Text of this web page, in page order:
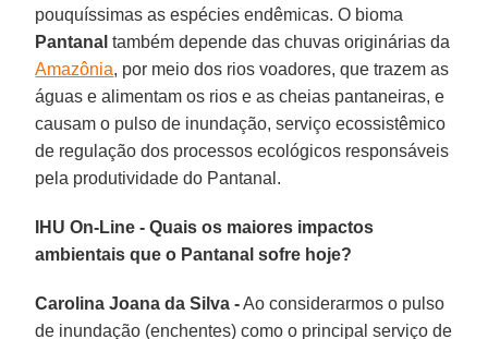
pouquíssimas as espécies endêmicas. O bioma
Pantanal também depende das chuvas originárias da
Amazônia, por meio dos rios voadores, que trazem as
águas e alimentam os rios e as cheias pantaneiras, e
causam o pulso de inundação, serviço ecossistêmico
de regulação dos processos ecológicos responsáveis
pela produtividade do Pantanal.
IHU On-Line - Quais os maiores impactos
ambientais que o Pantanal sofre hoje?
Carolina Joana da Silva -Ao considerarmos o pulso
de inundação (enchentes) como o principal serviço de